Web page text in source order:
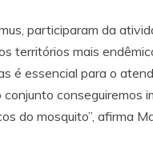
participaram da
territórios mais
é essencial para o
conseguiremos
do mosquito”, afirma